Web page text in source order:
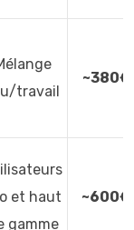
travail
~380€
et haut
gamme
~600€